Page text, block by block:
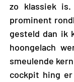
zo klassiek
prominent
gesteld dan ik
hoongelach
smeulende
cockpit hing